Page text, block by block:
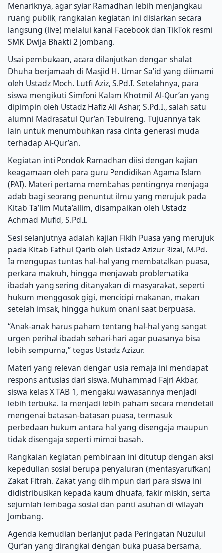
Menariknya, agar syiar Ramadhan lebih menjangkau
ruang publik, rangkaian kegiatan ini disiarkan secara
langsung (live) melalui kanal Facebook dan TikTok resmi
SMK Dwija Bhakti 2 Jombang.
Usai pembukaan, acara dilanjutkan dengan shalat
Dhuha berjamaah di Masjid H. Umar Sa’id yang diimami
oleh Ustadz Moch. Lutfi Aziz, S.Pd.I. Setelahnya, para
siswa mengikuti Simfoni Kalam Khotmil Al-Qur’an yang
dipimpin oleh Ustadz Hafiz Ali Ashar, S.Pd.I., salah satu
alumni Madrasatul Qur’an Tebuireng. Tujuannya tak
lain untuk menumbuhkan rasa cinta generasi muda
terhadap Al-Qur’an.
Kegiatan inti Pondok Ramadhan diisi dengan kajian
keagamaan oleh para guru Pendidikan Agama Islam
(PAI). Materi pertama membahas pentingnya menjaga
adab bagi seorang penuntut ilmu yang merujuk pada
Kitab Ta’lim Muta’allim, disampaikan oleh Ustadz
Achmad Mufid, S.Pd.I.
Sesi selanjutnya adalah kajian Fikih Puasa yang merujuk
pada Kitab Fathul Qarib oleh Ustadz Azizur Rizal, M.Pd.
Ia mengupas tuntas hal-hal yang membatalkan puasa,
perkara makruh, hingga menjawab problematika
ibadah yang sering ditanyakan di masyarakat, seperti
hukum menggosok gigi, mencicipi makanan, makan
setelah imsak, hingga hukum onani saat berpuasa.
“Anak-anak harus paham tentang hal-hal yang sangat
urgen perihal ibadah sehari-hari agar puasanya bisa
lebih sempurna,” tegas Ustadz Azizur.
Materi yang relevan dengan usia remaja ini mendapat
respons antusias dari siswa. Muhammad Fajri Akbar,
siswa kelas X TAB 1, mengaku wawasannya menjadi
lebih terbuka. Ia menjadi lebih paham secara mendetail
mengenai batasan-batasan puasa, termasuk
perbedaan hukum antara hal yang disengaja maupun
tidak disengaja seperti mimpi basah.
Rangkaian kegiatan pembinaan ini ditutup dengan aksi
kepedulian sosial berupa penyaluran (mentasyarufkan)
Zakat Fitrah. Zakat yang dihimpun dari para siswa ini
didistribusikan kepada kaum dhuafa, fakir miskin, serta
sejumlah lembaga sosial dan panti asuhan di wilayah
Jombang.
Agenda kemudian berlanjut pada Peringatan Nuzulul
Qur’an yang dirangkai dengan buka puasa bersama,